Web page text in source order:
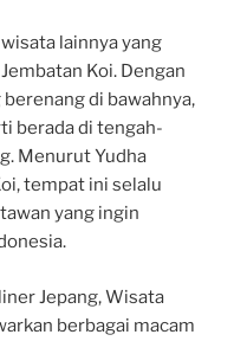
lainnya yang
Koi. Dengan
di bawahnya,
berada di tengah-
Menurut Yudha
tempat ini selalu
yang ingin
Jepang, Wisata
berbagai macam